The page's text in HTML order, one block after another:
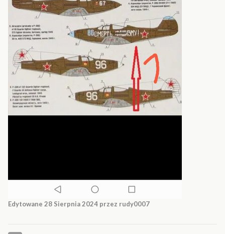
Edytowane 28 Sierpnia 2024 przez rudy0007